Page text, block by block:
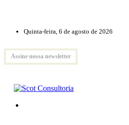
Quinta-feira, 6 de agosto de 2026
Assine nossa newsletter